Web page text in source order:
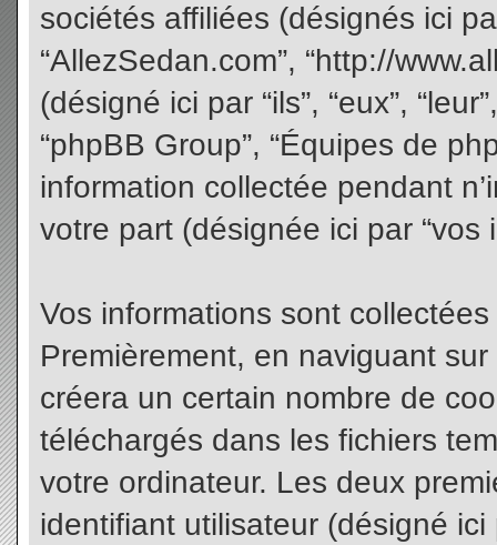
sociétés affiliées (désignés ici
“AllezSedan.com”, “http://
(désigné ici par “ils”, “eux”,
“phpBB Group”, “Équipes de
information collectée pendant
votre part (désignée ici par “vos
Vos informations sont
Premièrement, en naviguant
créera un certain nombre de
téléchargés dans les fichiers
votre ordinateur. Les deux
identifiant utilisateur (désigné ici